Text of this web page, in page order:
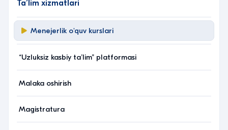
Taʼlim xizmatlari
Menejerlik o'quv kurslari
“Uzluksiz kasbiy taʼlim” platformasi
Malaka oshirish
Magistratura